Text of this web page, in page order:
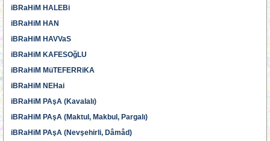
iBRaHiM HALEBi
iBRaHiM HAN
iBRaHiM HAVVaS
iBRaHiM KAFESOğLU
iBRaHiM MüTEFERRiKA
iBRaHiM NEHai
iBRaHiM PAşA (Kavalalı)
iBRaHiM PAşA (Maktul, Makbul, Pargalı)
iBRaHiM PAşA (Nevşehirli, Dâmâd)